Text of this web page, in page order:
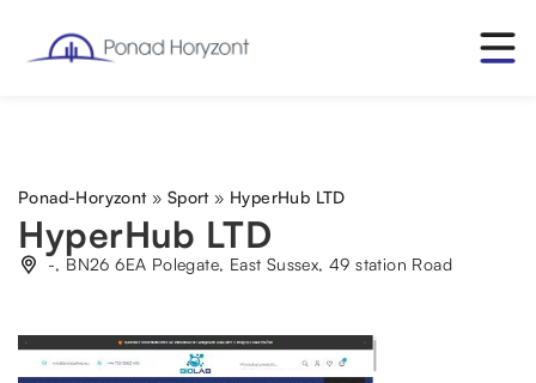
Ponad-Horyzont» Sport» HyperHub LTD
HyperHub LTD
-, BN26 6EA Polegate, East Sussex, 49 station Road